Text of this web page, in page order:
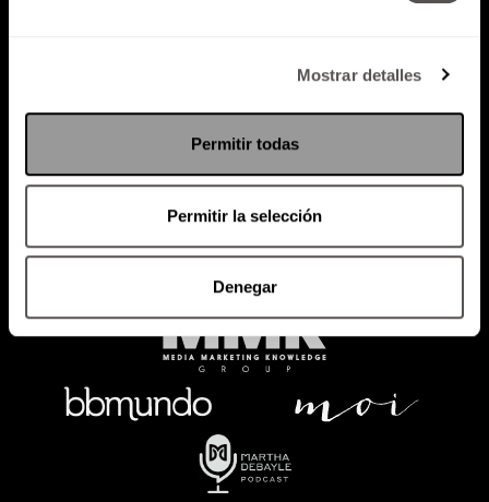
Mostrar detalles
Permitir todas
Permitir la selección
Denegar
Política de Privacidad
PODCAST RADIO MARTHA EVENTOS
SACA TU ID